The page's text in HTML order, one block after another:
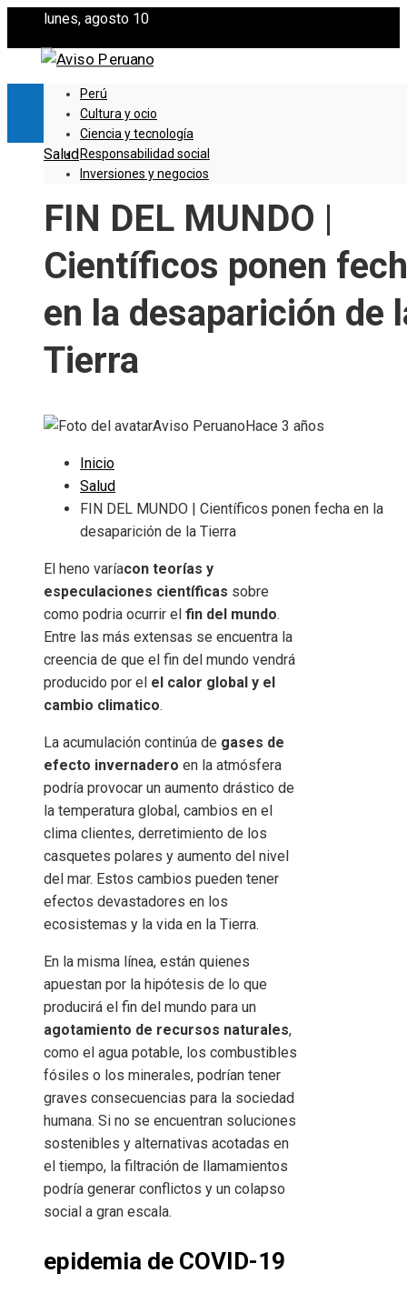
lunes, agosto 10
Perú
Cultura y ocio
Ciencia y tecnología
Responsabilidad social
Inversiones y negocios
Salud
FIN DEL MUNDO |
Científicos ponen
en la desaparición de
Tierra
Aviso Peruano Hace 3 años
Inicio
Salud
FIN DEL MUNDO | Científicos ponen fecha en la
desaparición de la Tierra
El heno varíacon teorías y
especulaciones científicas sobre
como podria ocurrir el fin del mundo.
Entre las más extensas se encuentra la
creencia de que el fin del mundo vendrá
producido por el el calor global y el
cambio climatico.
La acumulación continúa de gases de
efecto invernadero en la atmósfera
podría provocar un aumento drástico de
la temperatura global, cambios en el
clima clientes, derretimiento de los
casquetes polares y aumento del nivel
del mar. Estos cambios pueden tener
efectos devastadores en los
ecosistemas y la vida en la Tierra.
En la misma línea, están quienes
apuestan por la hipótesis de lo que
producirá el fin del mundo para un
agotamiento de recursos naturales,
como el agua potable, los combustibles
fósiles o los minerales, podrían tener
graves consecuencias para la sociedad
humana. Si no se encuentran soluciones
sostenibles y alternativas acotadas en
el tiempo, la filtración de llamamientos
podría generar conflictos y un colapso
social a gran escala.
epidemia de COVID-19